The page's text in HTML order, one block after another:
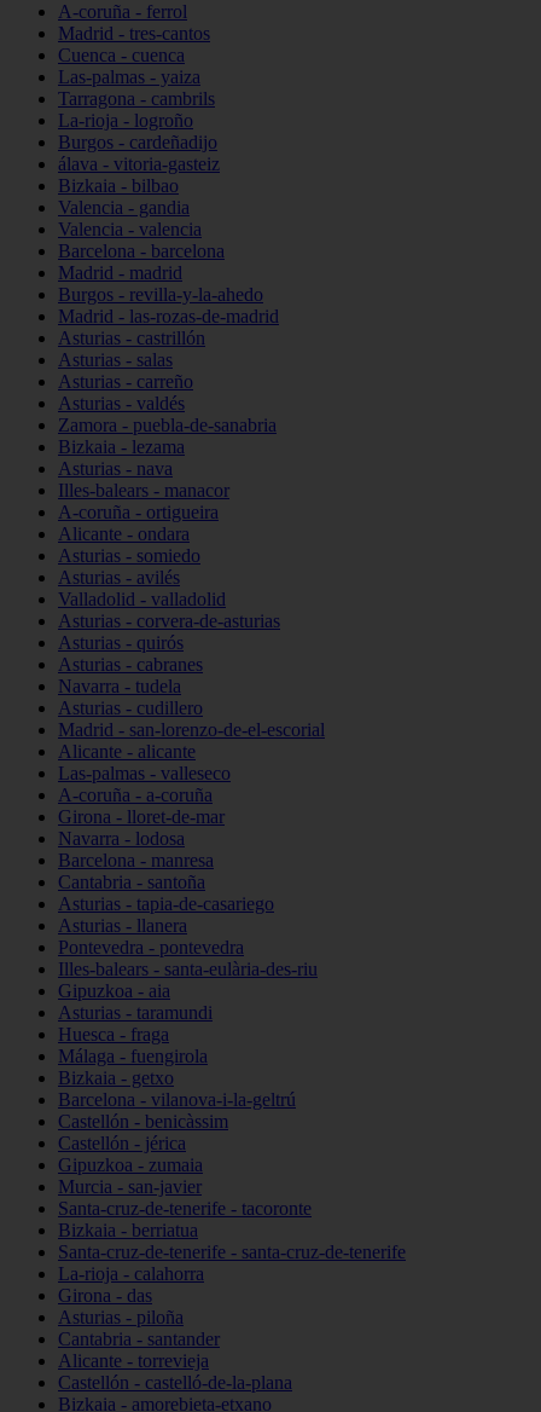
A-coruña - ferrol
Madrid - tres-cantos
Cuenca - cuenca
Las-palmas - yaiza
Tarragona - cambrils
La-rioja - logroño
Burgos - cardeñadijo
álava - vitoria-gasteiz
Bizkaia - bilbao
Valencia - gandia
Valencia - valencia
Barcelona - barcelona
Madrid - madrid
Burgos - revilla-y-la-ahedo
Madrid - las-rozas-de-madrid
Asturias - castrillón
Asturias - salas
Asturias - carreño
Asturias - valdés
Zamora - puebla-de-sanabria
Bizkaia - lezama
Asturias - nava
Illes-balears - manacor
A-coruña - ortigueira
Alicante - ondara
Asturias - somiedo
Asturias - avilés
Valladolid - valladolid
Asturias - corvera-de-asturias
Asturias - quirós
Asturias - cabranes
Navarra - tudela
Asturias - cudillero
Madrid - san-lorenzo-de-el-escorial
Alicante - alicante
Las-palmas - valleseco
A-coruña - a-coruña
Girona - lloret-de-mar
Navarra - lodosa
Barcelona - manresa
Cantabria - santoña
Asturias - tapia-de-casariego
Asturias - llanera
Pontevedra - pontevedra
Illes-balears - santa-eulària-des-riu
Gipuzkoa - aia
Asturias - taramundi
Huesca - fraga
Málaga - fuengirola
Bizkaia - getxo
Barcelona - vilanova-i-la-geltrú
Castellón - benicàssim
Castellón - jérica
Gipuzkoa - zumaia
Murcia - san-javier
Santa-cruz-de-tenerife - tacoronte
Bizkaia - berriatua
Santa-cruz-de-tenerife - santa-cruz-de-tenerife
La-rioja - calahorra
Girona - das
Asturias - piloña
Cantabria - santander
Alicante - torrevieja
Castellón - castelló-de-la-plana
Bizkaia - amorebieta-etxano